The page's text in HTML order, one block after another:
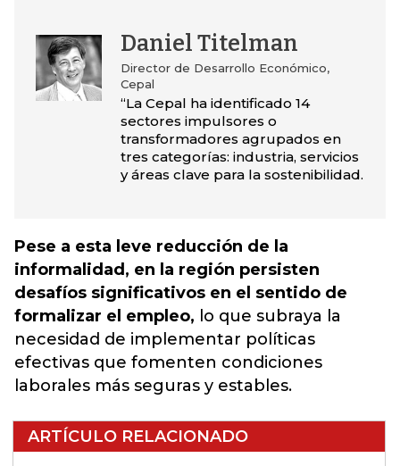
Daniel Titelman
Director de Desarrollo Económico,
Cepal
“La Cepal ha identificado 14
sectores impulsores o
transformadores agrupados en
tres categorías: industria, servicios
y áreas clave para la sostenibilidad.
Pese a esta leve reducción de la
informalidad, en la región persisten
desafíos significativos en el sentido de
formalizar el empleo, lo que subraya la
necesidad de implementar políticas
efectivas que fomenten condiciones
laborales más seguras y estables.
ARTÍCULO RELACIONADO